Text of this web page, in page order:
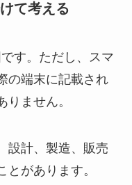
て考える
す。ただし、スマ
の端末に記載され
ません。
設計、製造、販売
があります。